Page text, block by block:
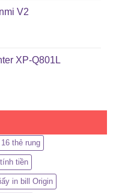
V2
XP-Q801L
16 thẻ rung
tiền
in bill Origin